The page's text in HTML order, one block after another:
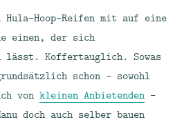
Hula-Hoop-Reifen mit auf eine
einen, der sich
lässt. Koffertauglich. Sowas
schon – sowohl
vonkleinen Anbietenden –
doch auch selber bauen